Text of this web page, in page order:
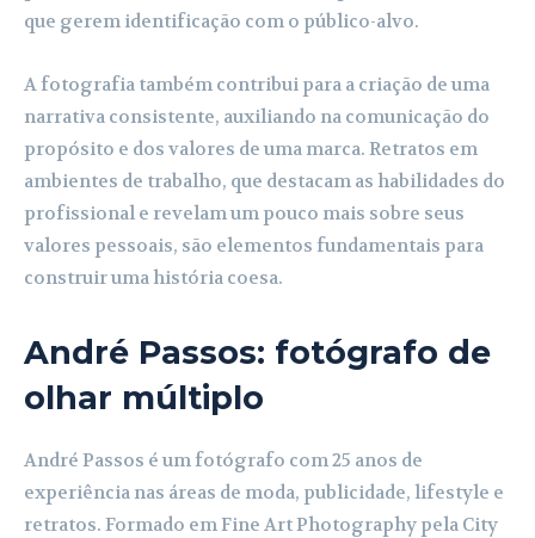
que gerem identificação com o público-alvo.
A fotografia também contribui para a criação de uma
narrativa consistente, auxiliando na comunicação do
propósito e dos valores de uma marca. Retratos em
ambientes de trabalho, que destacam as habilidades do
profissional e revelam um pouco mais sobre seus
valores pessoais, são elementos fundamentais para
construir uma história coesa.
André Passos: fotógrafo de
olhar múltiplo
André Passos é um fotógrafo com 25 anos de
experiência nas áreas de moda, publicidade, lifestyle e
retratos. Formado em Fine Art Photography pela City